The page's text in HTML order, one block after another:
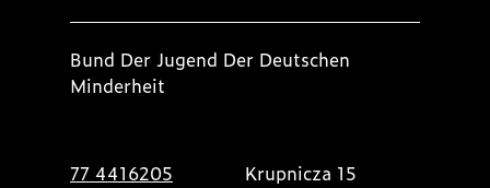
Bund Der Jugend Der Deutschen
Minderheit
77 4416205
Krupnicza 15